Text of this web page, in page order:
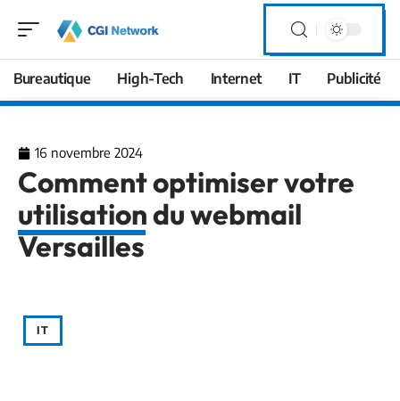
Bureautique High-Tech Internet IT Publicité
16 novembre 2024
Comment optimiser votre
utilisation du webmail
Versailles
IT